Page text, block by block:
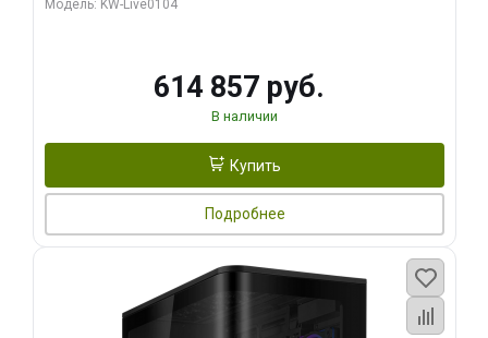
Модель: KW-Live0104
614 857 руб.
В наличии
Купить
Подробнее